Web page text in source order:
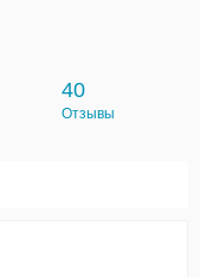
40
Отзывы